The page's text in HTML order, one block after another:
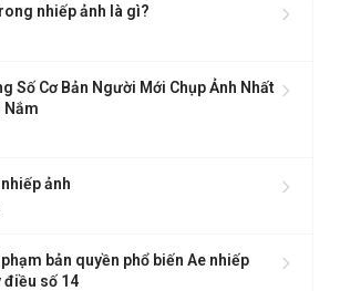
nhiếp ảnh là gì?
Số Cơ Bản Người Mới Chụp Ảnh Nhất
Nắm
ảnh
bản quyền phổ biến Ae nhiếp
điều số 14